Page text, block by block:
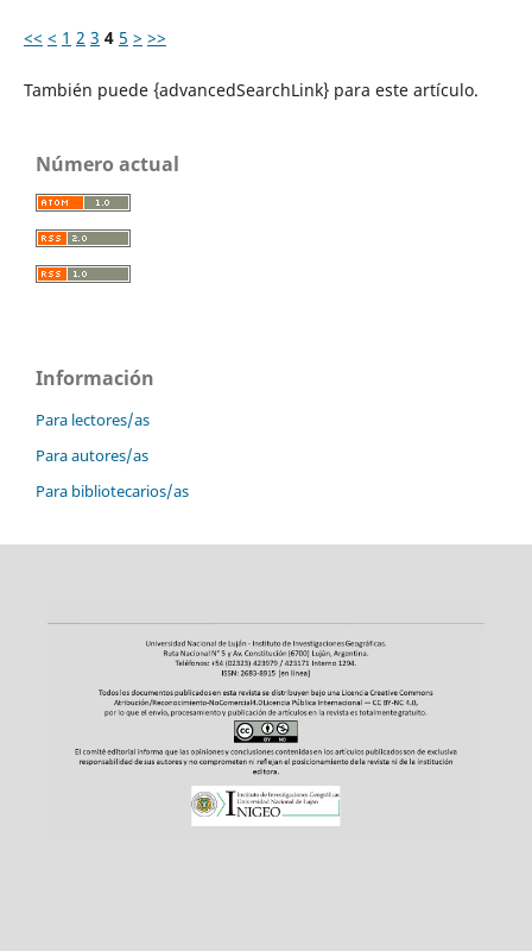
<< < 1 2 3 4 5 > >>
También puede {advancedSearchLink} para este artículo.
Número actual
Información
Para lectores/as
Para autores/as
Para bibliotecarios/as